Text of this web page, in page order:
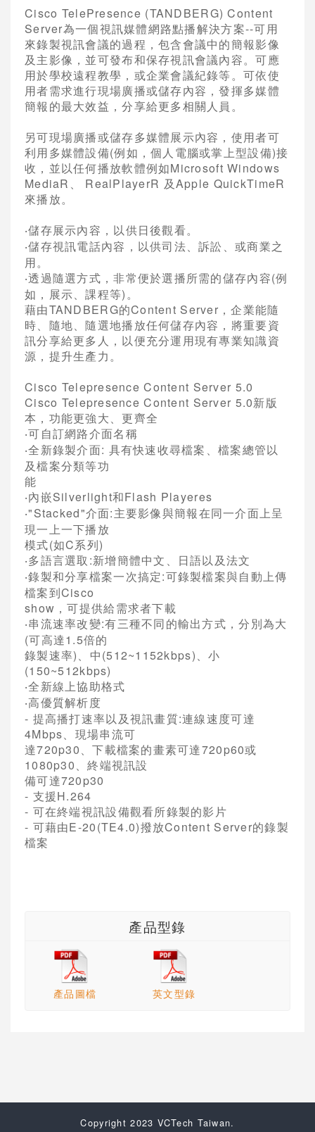
Vidyo 視訊會議系統
AVer 視訊會議系統
Cisco 語音與統一通訊
Cisco TelePresence (TANDBERG) Content
Server為一個視訊媒體網路點播解決方案--可用
來錄製視訊會議的過程，包含會議中的簡報影像
及主影像，並可發布和保存視訊會議內容。可應
用於學校遠程教學，或企業會議紀錄等。可依使
用者需求進行現場廣播或儲存內容，發揮多媒體
簡報的最大效益，分享給更多相關人員。
另可現場廣播或儲存多媒體展示內容，使用者可
利用多媒體設備(例如，個人電腦或掌上型設備)接
收，並以任何播放軟體例如Microsoft Windows
MediaR 、 RealPlayerR 及Apple QuickTimeR
來播放。
‧儲存展示內容，以供日後觀看。
‧儲存視訊電話內容，以供司法、訴訟、或商業之
用。
‧透過隨選方式，非常便於選播所需的儲存內容(例
如，展示、課程等)。
藉由TANDBERG的Content Server ，企業能隨
時、隨地、隨選地播放任何儲存內容，將重要資
訊分享給更多人，以便充分運用現有專業知識資
源，提升生產力。
Cisco Telepresence Content Server 5.0
Cisco Telepresence Content Server 5.0新版
本，功能更強大、更齊全
‧可自訂網路介面名稱
‧全新錄製介面: 具有快速收尋檔案、檔案總管以
及檔案分類等功
能
‧內嵌Silverlight和Flash Playeres
‧"Stacked"介面:主要影像與簡報在同一介面上呈
現一上一下播放
模式(如C系列)
‧多語言選取 :新增簡體中文、日語以及法文
‧錄製和分享檔案一次搞定:可錄製檔案與自動上傳
檔案到Cisco
show ，可提供給需求者下載
‧串流速率改變:有三種不同的輸出方式，分別為大
(可高達1.5倍的
錄製速率)、中(512~1152kbps)、小
(150~512kbps)
‧全新線上協助格式
‧高優質解析度
- 提高播打速率以及視訊畫質:連線速度可達
4Mbps、現場串流可
達720p30、下載檔案的畫素可達720p60或
1080p30、終端視訊設
備可達720p30
- 支援H.264
- 可在終端視訊設備觀看所錄製的影片
- 可藉由E-20(TE4.0)撥放Content Server的錄製
檔案
產品型錄
產品圖檔 英文型錄
Copyright 2023 VCTech Taiwan.